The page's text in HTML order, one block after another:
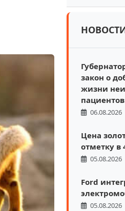
закон о
жизни
пациентов
06.08.2026
Цена
отметку в
05.08.2026
Ford
05.08.2026